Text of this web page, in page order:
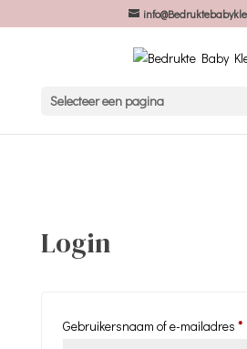
Selecteer een pagina
Login
Gebruikersnaam of e-mailadres *